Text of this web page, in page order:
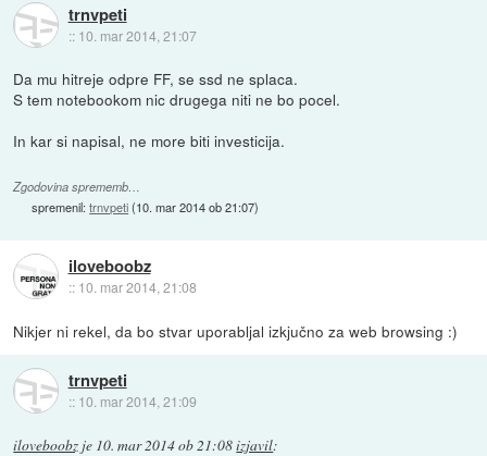
trnvpeti
:: 10. mar 2014, 21:07
Da mu hitreje odpre FF, se ssd ne splaca.
S tem notebookom nic drugega niti ne bo pocel.
In kar si napisal, ne more biti investicija.
Zgodovina sprememb…
spremenil:trnvpeti(10. mar 2014 ob 21:07)
iloveboobz
:: 10. mar 2014, 21:08
Nikjer ni rekel, da bo stvar uporabljal izkjučno za web browsing :)
trnvpeti
:: 10. mar 2014, 21:09
iloveboobz je 10. mar 2014 ob 21:08izjavil: